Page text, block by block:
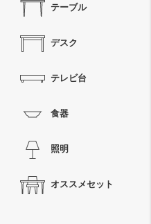
テーブル
デスク
テレビ台
食器
照明
オススメセット